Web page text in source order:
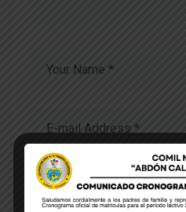
Save my name, email,
for the next time I